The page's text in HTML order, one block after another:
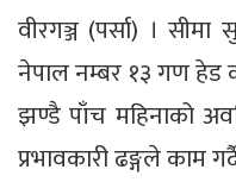
वीरगञ्ज (पर्सा) । सीमा
नेपाल नम्बर १३ गण हेड
झण्डै पाँच महिनाको
प्रभावकारी ढङ्गले काम